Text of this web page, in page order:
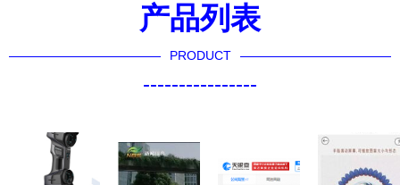
产品列表
PRODUCT
----------------